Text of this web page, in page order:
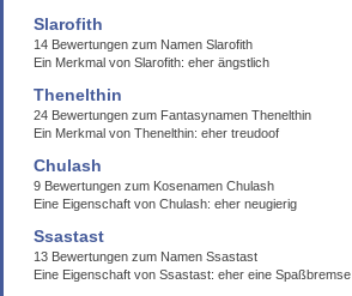
Slarofith
14 Bewertungen zum Namen Slarofith
Ein Merkmal von Slarofith: eher ängstlich
Thenelthin
24 Bewertungen zum Fantasynamen Thenelthin
Ein Merkmal von Thenelthin: eher treudoof
Chulash
9 Bewertungen zum Kosenamen Chulash
Eine Eigenschaft von Chulash: eher neugierig
Ssastast
13 Bewertungen zum Namen Ssastast
Eine Eigenschaft von Ssastast: eher eine Spaßbremse